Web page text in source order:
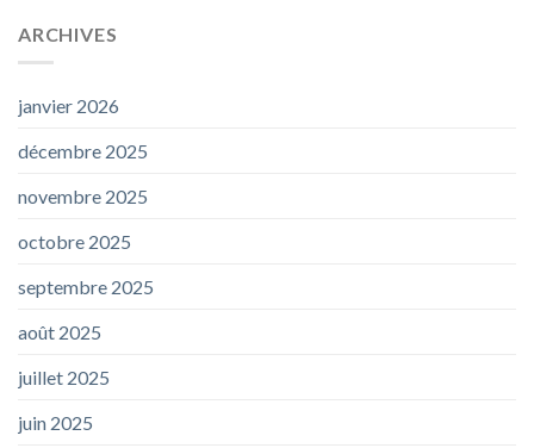
ARCHIVES
janvier 2026
décembre 2025
novembre 2025
octobre 2025
septembre 2025
août 2025
juillet 2025
juin 2025